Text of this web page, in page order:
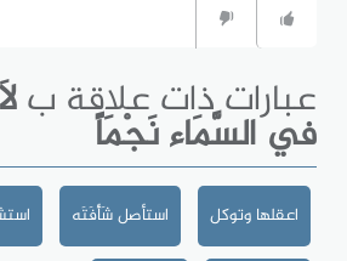
عبارات ذات علاقة ب
في السَّمَاء نَجْمَاً
اعقلها وتوكل استأصل شَأْفَتَه